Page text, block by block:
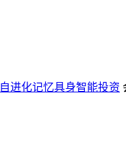
自进化记忆具身智能投资